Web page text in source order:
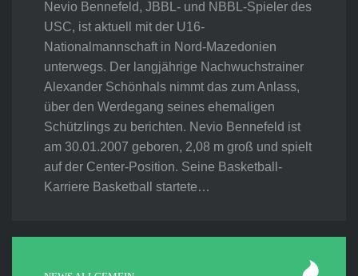
Nevio Bennefeld, JBBL- und NBBL-Spieler des
USC, ist aktuell mit der U16-
Nationalmannschaft in Nord-Mazedonien
unterwegs. Der langjährige Nachwuchstrainer
Alexander Schönhals nimmt das zum Anlass,
über den Werdegang seines ehemaligen
Schützlings zu berichten. Nevio Bennefeld ist
am 30.01.2007 geboren, 2,08 m groß und spielt
auf der Center-Position. Seine Basketball-
Karriere Basketball startete…